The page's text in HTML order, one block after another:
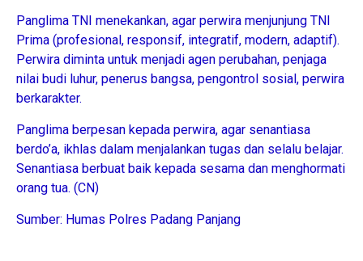
Panglima TNI menekankan, agar perwira menjunjung TNI
Prima (profesional, responsif, integratif, modern, adaptif).
Perwira diminta untuk menjadi agen perubahan, penjaga
nilai budi luhur, penerus bangsa, pengontrol sosial, perwira
berkarakter.
Panglima berpesan kepada perwira, agar senantiasa
berdo’a, ikhlas dalam menjalankan tugas dan selalu belajar.
Senantiasa berbuat baik kepada sesama dan menghormati
orang tua. (CN)
Sumber: Humas Polres Padang Panjang